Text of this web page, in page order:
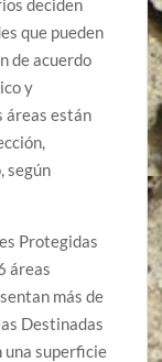
deciden
que pueden
de acuerdo
y
áreas están
según
Protegidas
áreas
más de
Destinadas
una superficie